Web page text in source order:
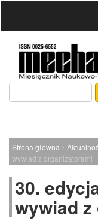
Strona główna ›
wywiad z organizatorami
30.
wywiad